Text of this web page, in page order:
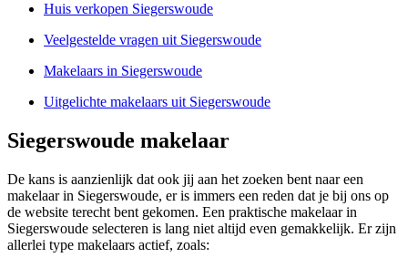
Huis verkopen Siegerswoude
Veelgestelde vragen uit Siegerswoude
Makelaars in Siegerswoude
Uitgelichte makelaars uit Siegerswoude
Siegerswoude makelaar
De kans is aanzienlijk dat ook jij aan het zoeken bent naar een
makelaar in Siegerswoude, er is immers een reden dat je bij ons op
de website terecht bent gekomen. Een praktische makelaar in
Siegerswoude selecteren is lang niet altijd even gemakkelijk. Er zijn
allerlei type makelaars actief, zoals: